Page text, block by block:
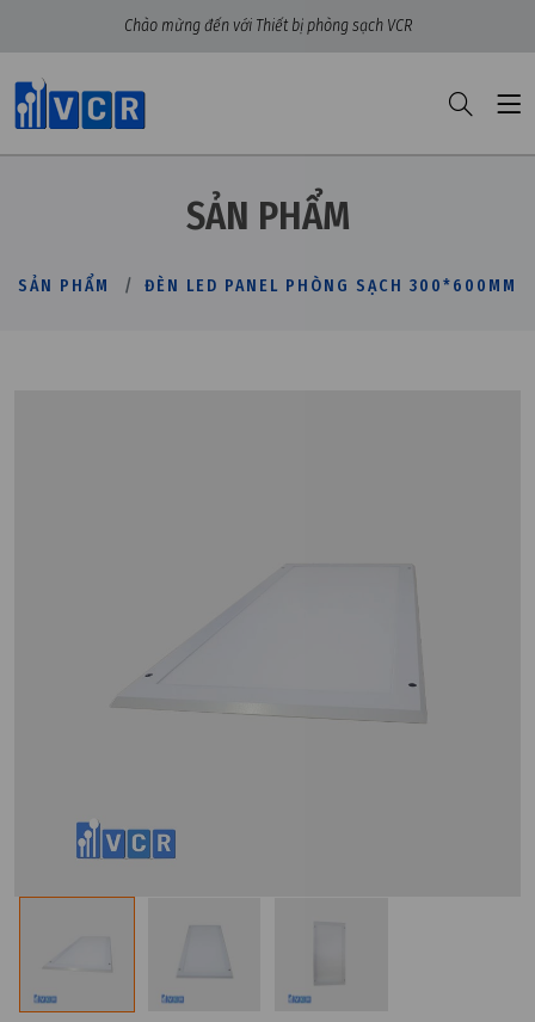
Chào mừng đến với Thiết bị phòng sạch VCR
SẢN PHẨM
SẢN PHẨM ĐÈN LED PANEL PHÒNG SẠCH 300*600MM